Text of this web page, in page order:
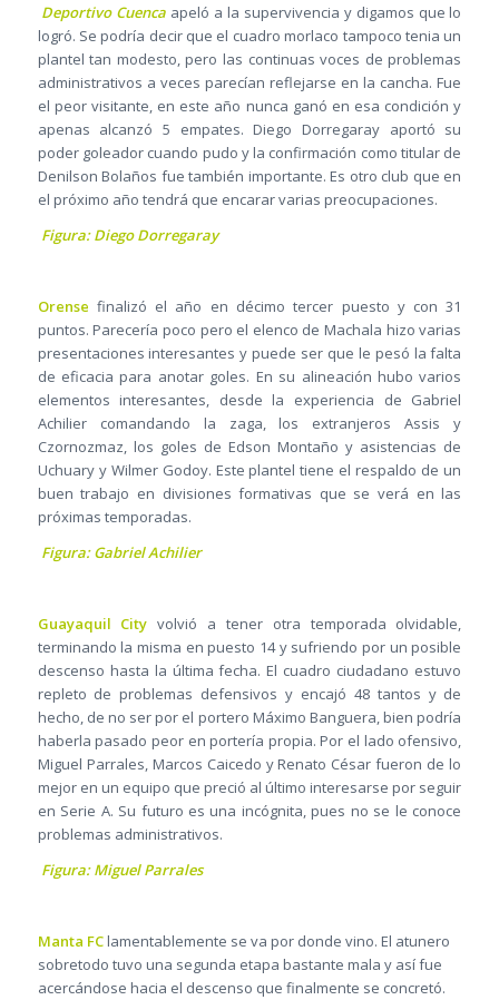
Deportivo Cuenca apeló a la supervivencia y digamos que lo
logró. Se podría decir que el cuadro morlaco tampoco tenia un
plantel tan modesto, pero las continuas voces de problemas
administrativos a veces parecían reflejarse en la cancha. Fue
el peor visitante, en este año nunca ganó en esa condición y
apenas alcanzó 5 empates. Diego Dorregaray aportó su
poder goleador cuando pudo y la confirmación como titular de
Denilson Bolaños fue también importante. Es otro club que en
el próximo año tendrá que encarar varias preocupaciones.
Figura: Diego Dorregaray
Orense finalizó el año en décimo tercer puesto y con 31
puntos. Parecería poco pero el elenco de Machala hizo varias
presentaciones interesantes y puede ser que le pesó la falta
de eficacia para anotar goles. En su alineación hubo varios
elementos interesantes, desde la experiencia de Gabriel
Achilier comandando la zaga, los extranjeros Assis y
Czornozmaz, los goles de Edson Montaño y asistencias de
Uchuary y Wilmer Godoy. Este plantel tiene el respaldo de un
buen trabajo en divisiones formativas que se verá en las
próximas temporadas.
Figura: Gabriel Achilier
Guayaquil City volvió a tener otra temporada olvidable,
terminando la misma en puesto 14 y sufriendo por un posible
descenso hasta la última fecha. El cuadro ciudadano estuvo
repleto de problemas defensivos y encajó 48 tantos y de
hecho, de no ser por el portero Máximo Banguera, bien podría
haberla pasado peor en portería propia. Por el lado ofensivo,
Miguel Parrales, Marcos Caicedo y Renato César fueron de lo
mejor en un equipo que preció al último interesarse por seguir
en Serie A. Su futuro es una incógnita, pues no se le conoce
problemas administrativos.
Figura: Miguel Parrales
Manta FClamentablemente se va por donde vino. El atunero
sobretodo tuvo una segunda etapa bastante mala y así fue
acercándose hacia el descenso que finalmente se concretó.